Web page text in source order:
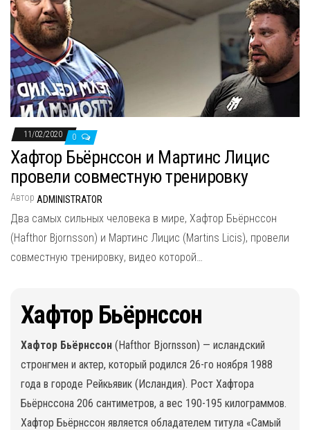
11/02/2020 0
Хафтор Бьёрнссон и Мартинс Лицис
провели совместную тренировку
Автор ADMINISTRATOR
Два самых сильных человека в мире, Хафтор Бьёрнссон
(Hafthor Bjornsson) и Мартинс Лицис (Martins Licis), провели
совместную тренировку, видео которой…
Хафтор Бьёрнссон
Хафтор Бьёрнссон (Hafthor Bjornsson) — исландский
стронгмен и актер, который родился 26-го ноября 1988
года в городе Рейкьявик (Исландия). Рост Хафтора
Бьёрнссона 206 сантиметров, а вес 190-195 килограммов.
Хафтор Бьёрнссон является обладателем титула «Самый